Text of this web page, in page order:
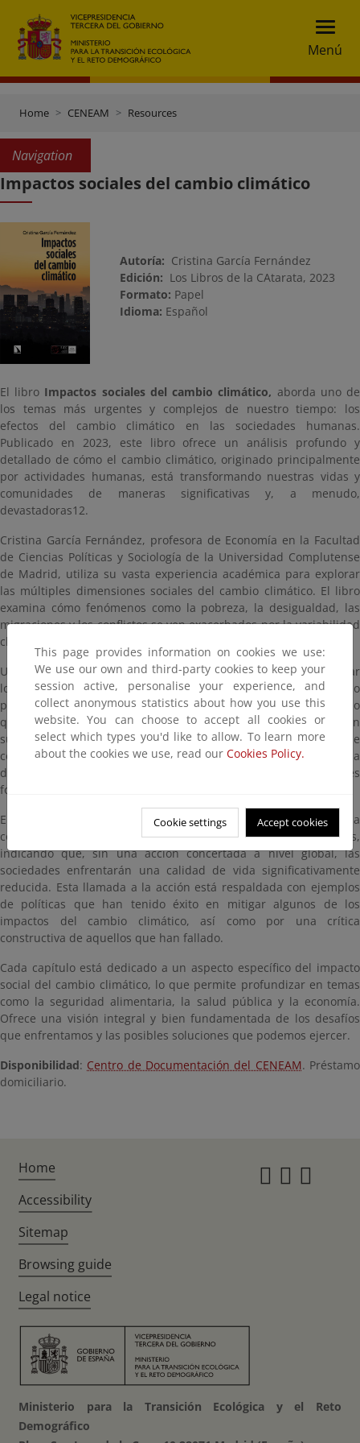
Menú
Home CENEAM Resources
Navigation
Impactos sociales del cambio climático
Autoría: Cristina García Fernández
Edición: Los Libros de la CAtarata, 2023
Formato: Papel
Idioma: Español
El libro Impactos sociales del cambio climático, aborda uno de
los temas más urgentes y complejos de nuestro tiempo: los
efectos del cambio climático en las sociedades humanas.
Publicado en 2023, este libro ofrece un análisis profundo y
detallado de cómo el cambio climático, originado principalmente
por actividades humanas, está transformando nuestras vidas y
comunidades de maneras significativas y, a menudo,
devastadoras12.
Cristina García Fernández, profesora de Economía en la Facultad
de Ciencias Políticas y Sociología de la Universidad Complutense
de Madrid, utiliza su vasta experiencia académica para explorar
las múltiples dimensiones sociales del cambio climático. El libro
examina cómo fenómenos como la pobreza, la desigualdad, las
migraciones y los conflictos se ven exacerbados por la variabilidad
climática causada por el ser humano.
Uno de los puntos fuertes del libro es su capacidad para conectar
los datos científicos con las realidades sociales. La autora no solo
presenta estadísticas y estudios sobre el cambio climático, sino
que también ilustra cómo estos cambios afectan a las personas en
su vida diaria. Por ejemplo, se discuten casos específicos de
comunidades que han tenido que desplazarse debido a la subida
del nivel del mar o la desertificación, y cómo estas migraciones
forzadas generan nuevos desafíos sociales y económicos.
El libro también destaca la importancia del compromiso y la
cooperación internacional para abordar estos problemas,
indicando que, sin una acción concertada a nivel global, las
sociedades enfrentarán una calidad de vida significativamente
reducida. Esta llamada a la acción está respaldada con ejemplos
de políticas que han tenido éxito en mitigar algunos de los
impactos del cambio climático, así como por una crítica
constructiva de aquellos que han fallado.
Cada capítulo está dedicado a un aspecto específico del impacto
social del cambio climático, lo que permite profundizar en temas
como la seguridad alimentaria, la salud pública y la economía.
Ofrece una visión integral y bien fundamentada de los desafíos
que enfrentamos y las posibles soluciones que podemos ejercer.
Disponibilidad: Centro de Documentación del CENEAM. Préstamo
domiciliario.
This page provides information on cookies we use:
We use our own and third-party cookies to keep your
session active, personalise your experience, and
collect anonymous statistics about how you use this
website. You can choose to accept all cookies or
select which types you'd like to allow. To learn more
about the cookies we use, read our Cookies Policy.
Cookie settings Accept cookies
Home
Accessibility
Sitemap
Browsing guide
Legal notice
Ministerio para la Transición Ecológica y el Reto
Demográfico